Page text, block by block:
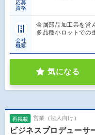
応募
資格
会社
概要
金属部品加工業を営
多品種小ロットでの
気になる
再掲載 営業（法人向け）
ビジネスプロデュー